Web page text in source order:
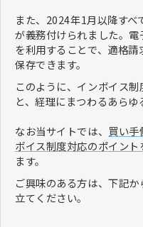
また、2024年1月以降すべ
が義務付けられました。
を利用することで、適格
保存できます。
このように、インボイス
と、経理にまつわるあらゆ
なお当サイトでは、 買い
ボイス制度対応のポイン
ます。
ご興味のある方は、下記
立てください。